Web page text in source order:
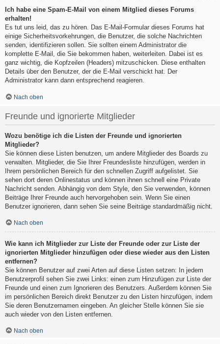
Ich habe eine Spam-E-Mail von einem Mitglied dieses Forums
erhalten!
Es tut uns leid, das zu hören. Das E-Mail-Formular dieses Forums hat
einige Sicherheitsvorkehrungen, die Benutzer, die solche Nachrichten
senden, identifizieren sollen. Sie sollten einem Administrator die
komplette E-Mail, die Sie bekommen haben, weiterleiten. Dabei ist es
ganz wichtig, die Kopfzeilen (Headers) mitzuschicken. Diese enthalten
Details über den Benutzer, der die E-Mail verschickt hat. Der
Administrator kann dann entsprechend reagieren.
Nach oben
Freunde und ignorierte Mitglieder
Wozu benötige ich die Listen der Freunde und ignorierten
Mitglieder?
Sie können diese Listen benutzen, um andere Mitglieder des Boards zu
verwalten. Mitglieder, die Sie Ihrer Freundesliste hinzufügen, werden in
Ihrem persönlichen Bereich für den schnellen Zugriff aufgelistet. Sie
sehen dort deren Onlinestatus und können ihnen schnell eine Private
Nachricht senden. Abhängig von dem Style, den Sie verwenden, können
Beiträge Ihrer Freunde auch hervorgehoben sein. Wenn Sie einen
Benutzer ignorieren, dann sehen Sie seine Beiträge standardmäßig nicht.
Nach oben
Wie kann ich Mitglieder zur Liste der Freunde oder zur Liste der
ignorierten Mitglieder hinzufügen oder diese wieder aus den Listen
entfernen?
Sie können Benutzer auf zwei Arten auf diese Listen setzen: In jedem
Benutzerprofil sehen Sie zwei Links: einen zum Hinzufügen zur Liste der
Freunde und einen zum Ignorieren des Benutzers. Außerdem können Sie
im persönlichen Bereich direkt Benutzer zu den Listen hinzufügen, indem
Sie deren Benutzernamen eingeben. An gleicher Stelle können Sie sie
auch wieder von den Listen entfernen.
Nach oben